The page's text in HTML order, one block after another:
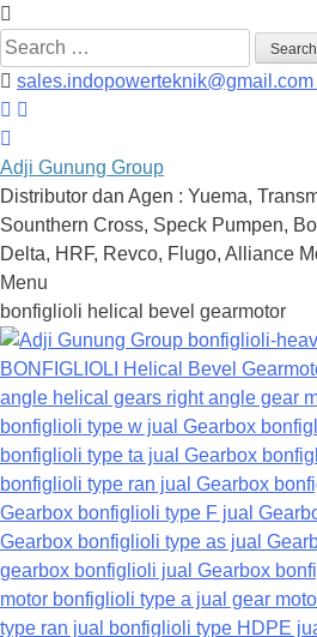
Search
for:
sales.indopowerteknik@gmail.com
Adji Gunung Group
Distributor dan Agen : Yuema,
Sounthern Cross, Speck Pumpen,
Delta, HRF, Revco, Flugo, Alliance
Menu
Skip
to
content
bonfiglioli helical bevel gearmotor